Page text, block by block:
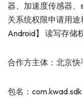
器、加速度传感器
关系统权限申请用
Android】 读写存储
合作方主体：北京快
包名：com.kwad.sdk